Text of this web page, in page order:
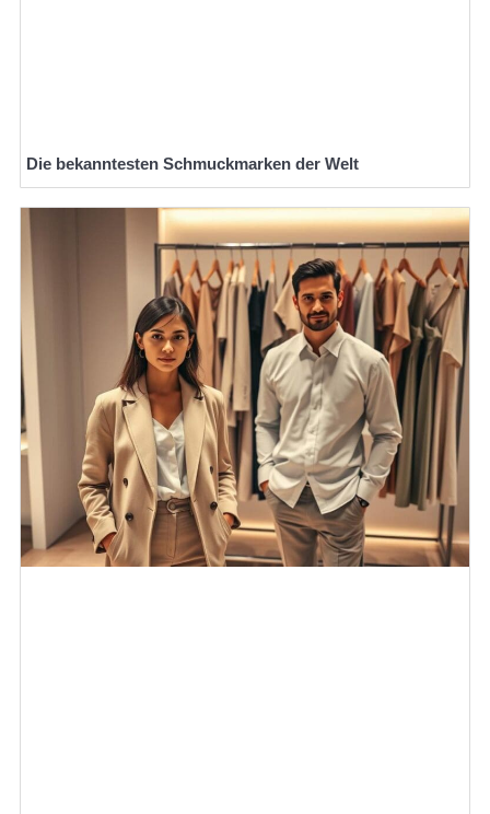
Die bekanntesten Schmuckmarken der Welt